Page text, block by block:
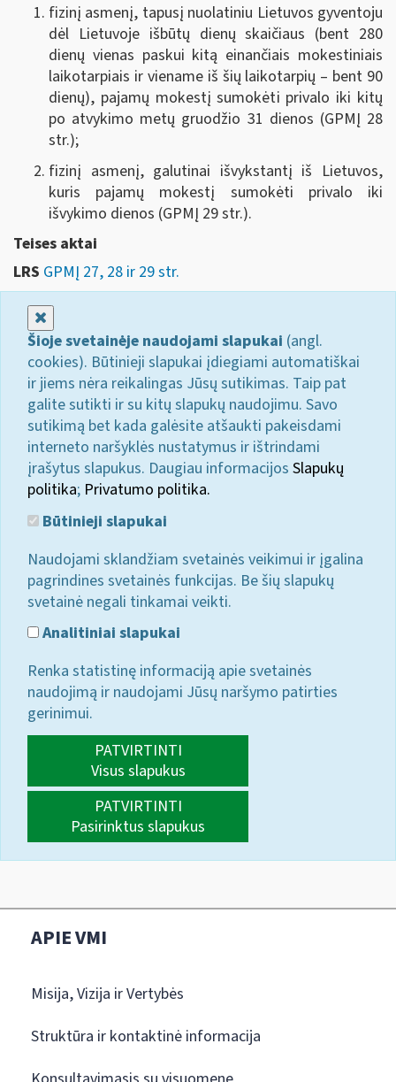
fizinį asmenį, tapusį nuolatiniu Lietuvos gyventoju
dėl Lietuvoje išbūtų dienų skaičiaus (bent 280
dienų vienas paskui kitą einančiais mokestiniais
laikotarpiais ir viename iš šių laikotarpių – bent 90
dienų), pajamų mokestį sumokėti privalo iki kitų
po atvykimo metų gruodžio 31 dienos (GPMĮ 28
str.);
fizinį asmenį, galutinai išvykstantį iš Lietuvos,
kuris pajamų mokestį sumokėti privalo iki
išvykimo dienos (GPMĮ 29 str.).
Teises aktai
LRS GPMĮ 27, 28 ir 29 str.
Šioje svetainėje naudojami slapukai (angl.
cookies). Būtinieji slapukai įdiegiami automatiškai
ir jiems nėra reikalingas Jūsų sutikimas. Taip pat
galite sutikti ir su kitų slapukų naudojimu. Savo
sutikimą bet kada galėsite atšaukti pakeisdami
interneto naršyklės nustatymus ir ištrindami
įrašytus slapukus. Daugiau informacijos Slapukų
politika; Privatumo politika.
Būtinieji slapukai
Naudojami sklandžiam svetainės veikimui ir įgalina
pagrindines svetainės funkcijas. Be šių slapukų
svetainė negali tinkamai veikti.
Analitiniai slapukai
Renka statistinę informaciją apie svetainės
naudojimą ir naudojami Jūsų naršymo patirties
gerinimui.
PATVIRTINTI
Visus slapukus
PATVIRTINTI
Pasirinktus slapukus
APIE VMI
Misija, Vizija ir Vertybės
Struktūra ir kontaktinė informacija